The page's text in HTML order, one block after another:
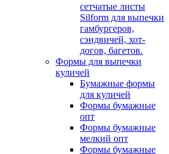
сетчатые листы
Silform для выпечки
гамбургеров,
сэндвичей, хот-
догов, багетов.
Формы для выпечки
куличей
Бумажные формы
для куличей
Формы бумажные
опт
Формы бумажные
мелкий опт
Формы бумажные